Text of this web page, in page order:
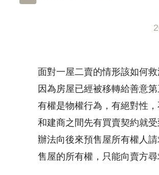
面對一屋二賣的情形該如何救
因為房屋已經被移轉給善意
有權是物權行為，有絕對性
和建商之間先有買賣契約就
辦法向後來預售屋所有權人
售屋的所有權，只能向賣方尋